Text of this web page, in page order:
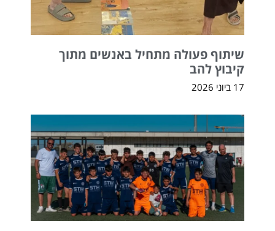
שיתוף פעולה מתחיל באנשים מתוך
קיבוץ להב
17 ביוני 2026